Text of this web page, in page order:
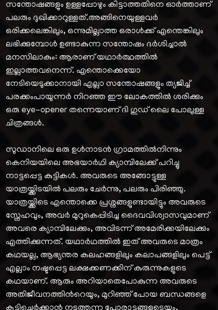
സന്തോഷങ്ങളും ഉള്ളപ്പോഴും കിട്ടാത്തതിനെ ഓര്‍ത്താണ്
പലരും ദുഖിക്കാറുള്ളത്.അങ്ങിനെയുള്ളവര്‍
ഒരിക്കലെങ്കിലും, ഒന്നുമില്ലാത്ത ഒരാള്‍ക്ക് എന്തെങ്കിലും
ലഭിക്കുമ്പോള്‍ ഉണ്ടാകുന്ന സന്തോഷം ദര്‍ശിച്ചാല്‍
മനസിലാകും: ആരാണ് യഥാര്‍ത്ഥത്തില്‍
ഇല്ലാത്തവനെന്ന്. എന്തൊക്കെയോ
നേടിയെടുക്കാനായി എല്ലാ സന്തോഷങ്ങളും ത്യജിച്ച്
പരക്കംപായുന്നര്‍ നിറഞ്ഞ ഈ ലോകത്തില്‍ ശരിക്കും
ഒരു eye-opener തന്നെയാണ് ദി ഗുഡ് ലൈ പോലുള്ള
ചിത്രങ്ങള്‍.
സുഡാനിലെ ഒരു ഉള്‍നാടന്‍ ഗ്രാമത്തില്‍നിന്നും
കെനിയയിലെ അഭയാര്‍ഥി ക്യാമ്പിലേക്ക് പറിച്ചു
നാട്ടപ്പെട്ട കുട്ടികള്‍. അവരുടെ അങ്ങോട്ടുള്ള
യാത്രയ്ക്കിടയില്‍ പലരും ചേര്‍ന്നു, പലരും പിരിഞ്ഞു.
യാത്രയ്ക്കിടെ എന്തൊക്കെ പ്രശ്നങ്ങളുണ്ടായിട്ടും അവരുടെ
സ്നേഹവും, അവര്‍ മുറുകെപ്പിടിച്ച ദൈവവിശ്വാസവുമാണ്
അവരെ ക്യാമ്പിലേക്കും, അവിടന്ന് അമേരിക്കയിലേക്കും
എത്തിക്കുന്നത്. യഥാര്‍ഥത്തില്‍ ഇത് അവരുടെ മാത്രം
കഥയല്ല, ആഭ്യന്തര കലഹങ്ങളിലും കലാപങ്ങളിലും പെട്ട്
എല്ലാം നഷ്ടപ്പെട്ട ലക്ഷക്കണക്കിന്‌ കുരുന്നുകളുടെ
കഥയാണ്‌. ആരും അറിയാതെപോകുന്ന അവരുടെ
അതിജീവനത്തിന്‍റെയും, മുറിഞ്ഞ് പോയ ബന്ധങ്ങളെ